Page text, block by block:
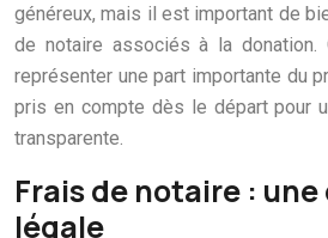
généreux, mais il est important de
de notaire associés à la donation.
représenter une part importante du
pris en compte dès le départ pour
transparente.
Frais de notaire :
légale